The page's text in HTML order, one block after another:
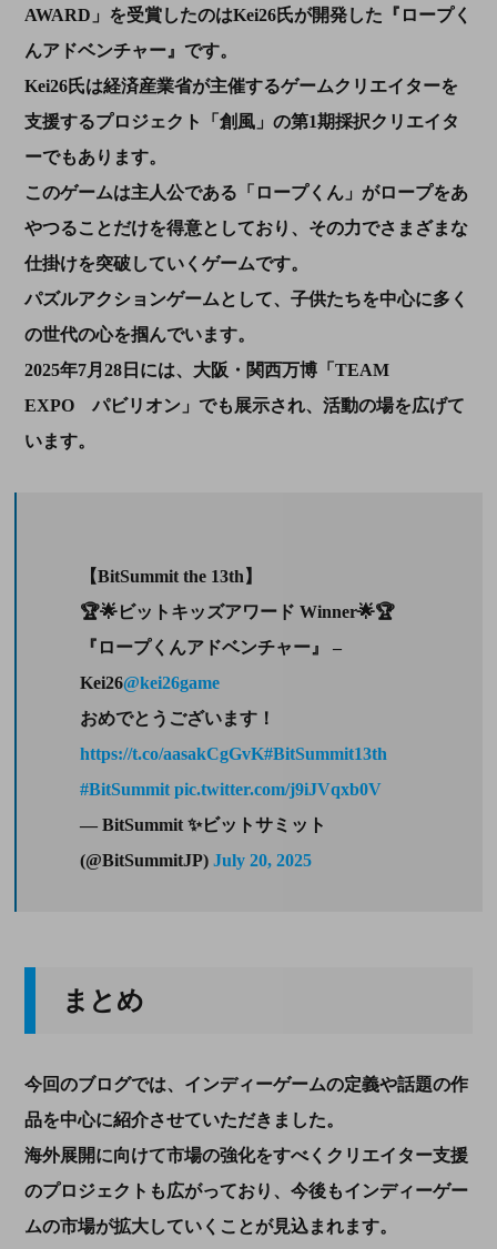
AWARD」を受賞したのはKei26氏が開発した『ロープく
んアドベンチャー』です。
Kei26氏は経済産業省が主催するゲームクリエイターを
支援するプロジェクト「創風」の第1期採択クリエイタ
ーでもあります。
このゲームは主人公である「ロープくん」がロープをあ
やつることだけを得意としており、その力でさまざまな
仕掛けを突破していくゲームです。
パズルアクションゲームとして、子供たちを中心に多く
の世代の心を掴んでいます。
2025年7月28日には、大阪・関西万博「TEAM
EXPO パビリオン」でも展示され、活動の場を広げて
います。
【BitSummit the 13th】
🏆🌟ビットキッズアワード Winner🌟🏆
『ロープくんアドベンチャー』 –
Kei26@kei26game
おめでとうございます！
https://t.co/aasakCgGvK#BitSummit13th
#BitSummit pic.twitter.com/j9iJVqxb0V
— BitSummit ✨ビットサミット
(@BitSummitJP) July 20, 2025
まとめ
今回のブログでは、インディーゲームの定義や話題の作
品を中心に紹介させていただきました。
海外展開に向けて市場の強化をすべくクリエイター支援
のプロジェクトも広がっており、今後もインディーゲー
ムの市場が拡大していくことが見込まれます。